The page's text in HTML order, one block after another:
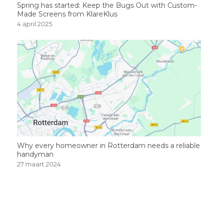
Spring has started: Keep the Bugs Out with Custom-
Made Screens from KlareKlus
4 april 2025
Why every homeowner in Rotterdam needs a reliable
handyman
27 maart 2024